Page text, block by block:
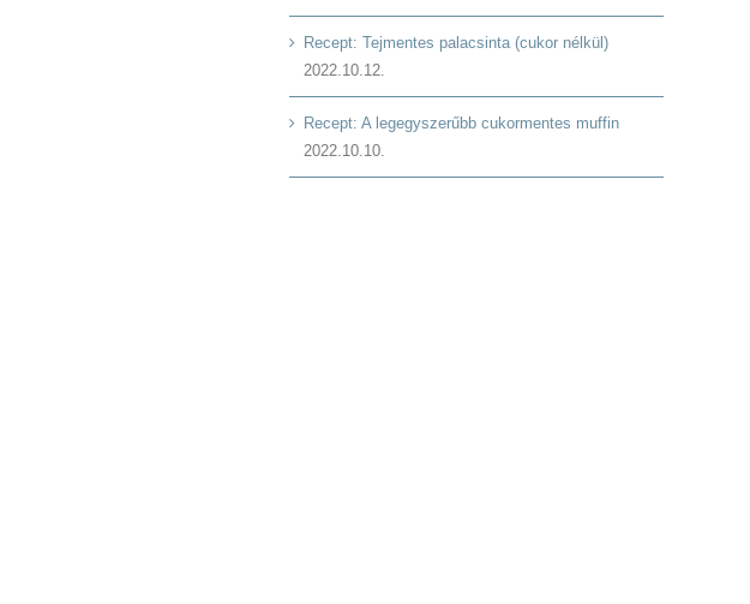
Recept: Tejmentes palacsinta (cukor nélkül)
2022.10.12.
Recept: A legegyszerűbb cukormentes muffin
2022.10.10.